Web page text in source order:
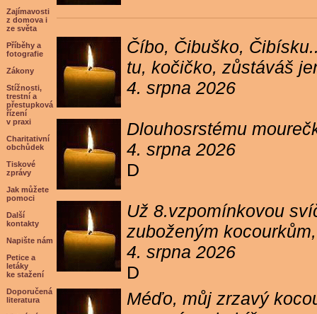
Zajímavosti
z domova i
ze světa
Příběhy a
fotografie
Zákony
Stížnosti,
trestní a
přestupková
řízení
v praxi
Charitativní
obchůdek
Tiskové
zprávy
Jak můžete
pomoci
Další
kontakty
Napište nám
Petice a
letáky
ke stažení
Doporučená
literatura
Číbo, Čibuško,
tu, kočičko, zůstáváš
4. srpna 2026
Dlouhosrstému
4. srpna 2026
D
Už 8.vzpomínkovou
zuboženým
4. srpna 2026
D
Méďo, můj zrzavý